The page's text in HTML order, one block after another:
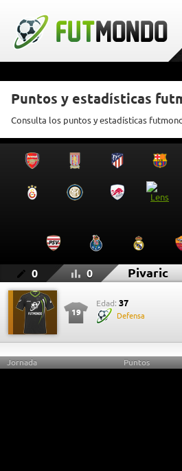
Puntos y estadísticas
Consulta los puntos y estadísticas
0 0 Pivaric
19
Edad: 37
Defensa
Jornada Puntos